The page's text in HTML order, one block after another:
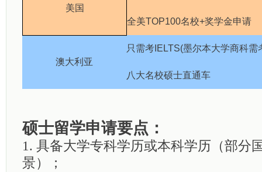
美国
全美TOP100名校+奖学金申请
澳大利亚
只需考IELTS(墨尔本大学商科需
八大名校硕士直通车
硕士留学申请要点：
1. 具备大学专科学历或本科学历（部分
景）；